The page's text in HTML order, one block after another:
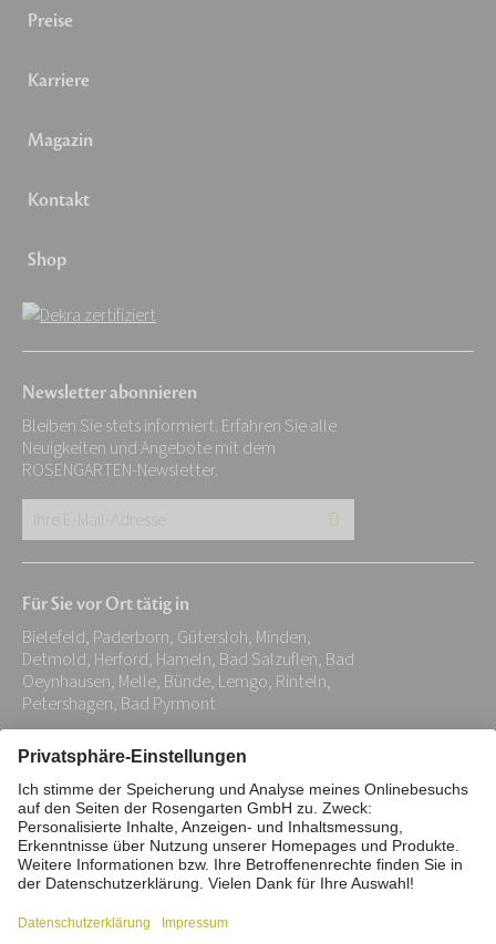
Preise
Karriere
Magazin
Kontakt
Shop
Newsletter abonnieren
Bleiben Sie stets informiert. Erfahren Sie alle
Neuigkeiten und Angebote mit dem
ROSENGARTEN-Newsletter.
Adresse:
*
Für Sie vor Ort tätig in
Bielefeld, Paderborn, Gütersloh, Minden,
Detmold, Herford, Hameln, Bad Salzuflen, Bad
Oeynhausen, Melle, Bünde, Lemgo, Rinteln,
Petershagen, Bad Pyrmont
Impressum Datenschutz
Stiftung
Interne Meldestelle
Zahlungsmittel
Barrierefreiheitserklärung
Vertrag widerrufen